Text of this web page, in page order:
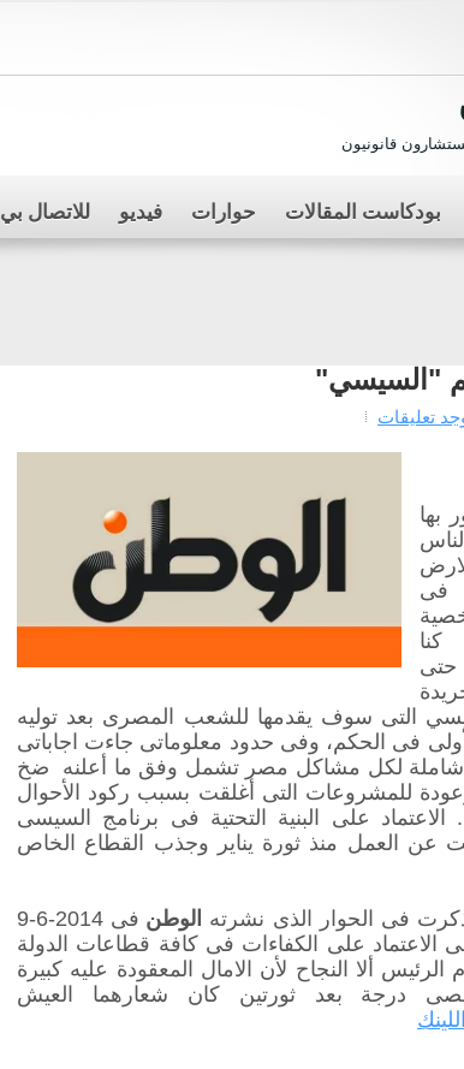
قانونيون
بودكاست المقالات حوارات فيديو للاتصال بي
تعليقات
بها
فى
كنا
حتى
التى سوف يقدمها للشعب المصرى بعد توليه
فى الـ 6 شهور الأولى فى الحكم، وفى حدود معلوماتى جاءت اجاباتى
شاملة لكل مشاكل مصر تشمل وفق ما أعلنه
ضخ
للمشروعات التى أغلقت بسبب ركود الأحوال
الاعتماد على البنية التحتية فى برنامج السيسى
عن العمل منذ ثورة يناير وجذب القطاع الخاص
فى الحوار الذى نشرته الوطن فى 9-6-2014
الاعتماد على الكفاءات فى كافة قطاعات الدولة
ألا النجاح لأن الامال المعقودة عليه كبيرة
درجة بعد ثورتين كان شعارهما العيش
اللينك